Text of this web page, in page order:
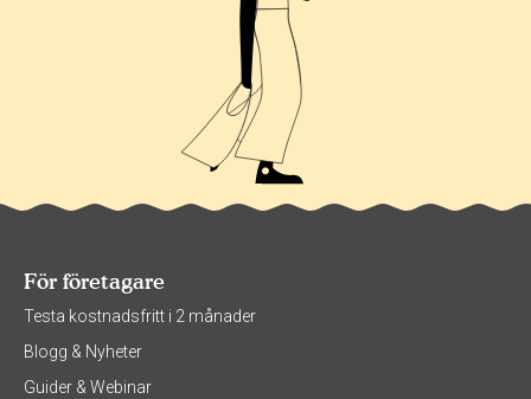
För företagare
Testa kostnadsfritt i 2 månader
Blogg & Nyheter
Guider & Webinar